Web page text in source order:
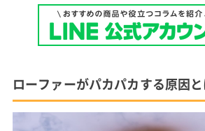
ローファーがパカパカする原因